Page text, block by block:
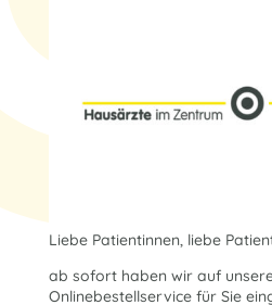
Liebe Patientinnen, liebe
ab sofort haben wir auf
Onlinebestellservice für Sie